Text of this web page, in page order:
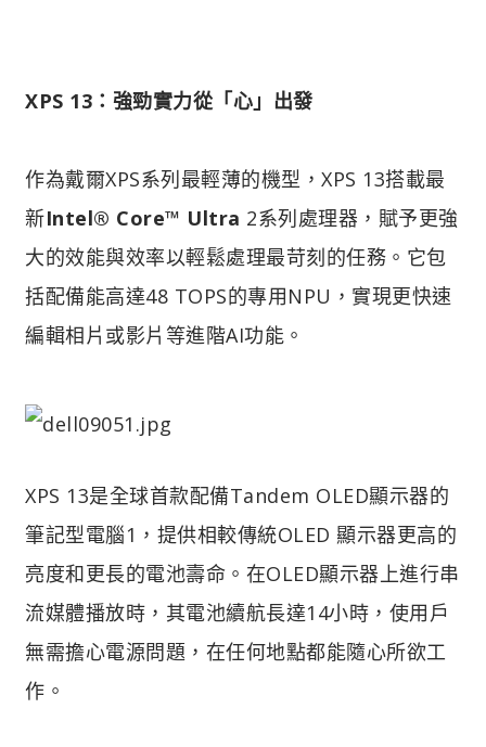
XPS 13：強勁實力從「心」出發
作為戴爾XPS系列最輕薄的機型，XPS 13搭載最
新Intel® Core™ Ultra 2系列處理器，賦予更強
大的效能與效率以輕鬆處理最苛刻的任務。它包
括配備能高達48 TOPS的專用NPU，實現更快速
編輯相片或影片等進階AI功能。
XPS 13是全球首款配備Tandem OLED顯示器的
筆記型電腦1，提供相較傳統OLED 顯示器更高的
亮度和更長的電池壽命。在OLED顯示器上進行串
流媒體播放時，其電池續航長達14小時，使用戶
無需擔心電源問題，在任何地點都能隨心所欲工
作。